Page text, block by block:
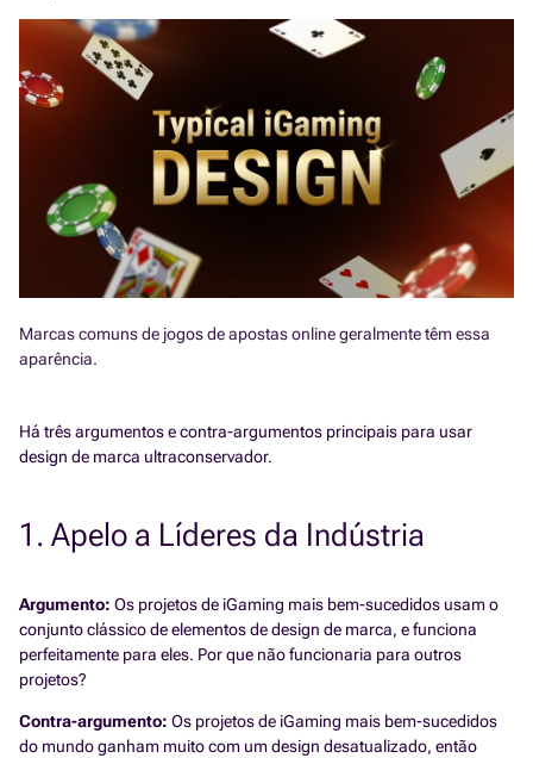
Marcas comuns de jogos de apostas online geralmente têm essa
aparência.
Há três argumentos e contra-argumentos principais para usar
design de marca ultraconservador.
1. Apelo a Líderes da Indústria
Argumento: Os projetos de iGaming mais bem-sucedidos usam o
conjunto clássico de elementos de design de marca, e funciona
perfeitamente para eles. Por que não funcionaria para outros
projetos?
Contra-argumento: Os projetos de iGaming mais bem-sucedidos
do mundo ganham muito com um design desatualizado, então